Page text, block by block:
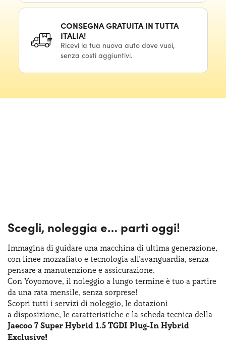
CONSEGNA GRATUITA IN TUTTA
ITALIA!
Ricevi la tua nuova auto dove vuoi,
senza costi aggiuntivi.
Scegli, noleggia e… parti oggi!
Immagina di guidare una macchina di ultima generazione,
con linee mozzafiato e tecnologia all'avanguardia, senza
pensare a manutenzione e assicurazione.
Con Yoyomove, il noleggio a lungo termine è tuo a partire
da una rata mensile, senza sorprese!
Scopri tutti i servizi di noleggio, le dotazioni
a disposizione, le caratteristiche e la scheda tecnica della
Jaecoo 7 Super Hybrid 1.5 TGDI Plug-In Hybrid
Exclusive!